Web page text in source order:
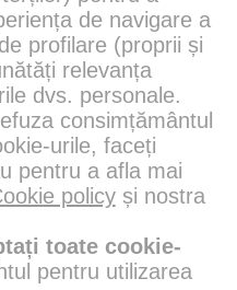
site să fi fost corectate în
ajutorul inteligenței artificiale
din fotografii sunt reale și
în plus, produsele de marcă
exclusivde designerii
de navigare a
profilare (proprii și
relevanța
dvs. personale.
consimțământul
urile, faceți
pentru a afla mai
policyși nostra
toate cookie-
pentru utilizarea